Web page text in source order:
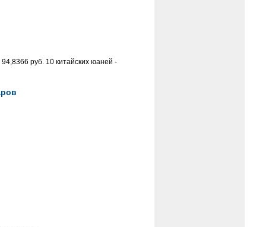
руб. 10 китайских юаней -